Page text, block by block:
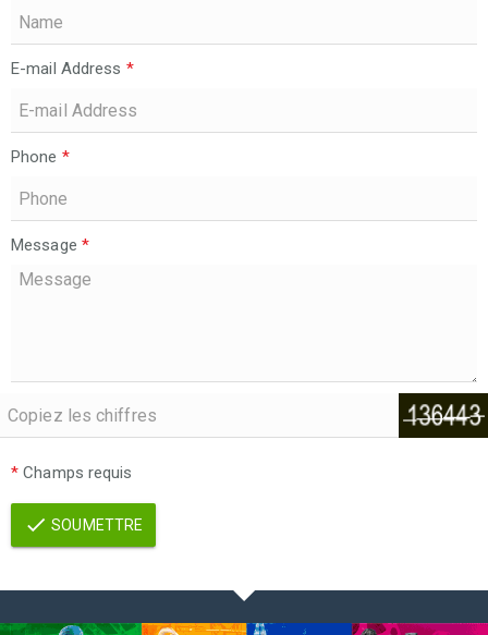
E-mail Address *
Phone *
Message *
* Champs requis
SOUMETTRE